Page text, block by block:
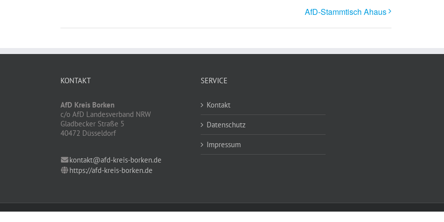
AfD-Stammtisch Ahaus
KONTAKT
AfD Kreis Borken
c/o AfD Landesverband NRW
Gladbecker Straße 5
40472 Düsseldorf
kontakt@afd-kreis-borken.de
https://afd-kreis-borken.de
SERVICE
Kontakt
Datenschutz
Impressum